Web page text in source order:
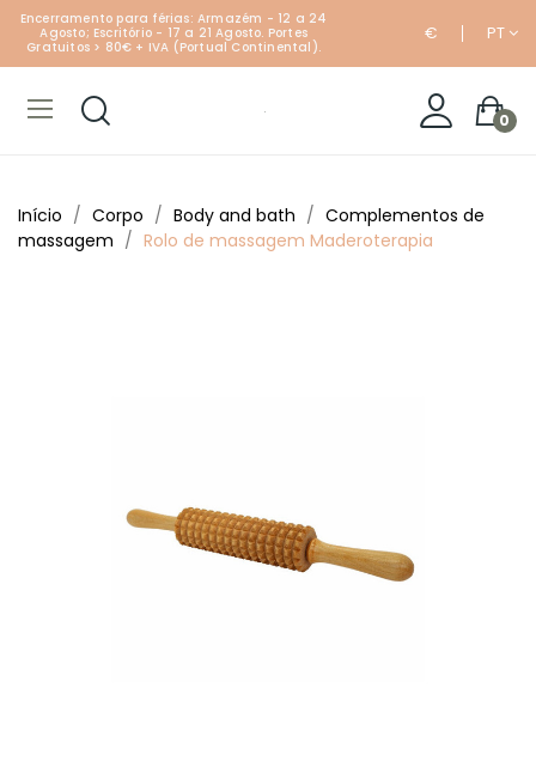
Encerramento para férias: Armazém - 12 a 24
Agosto; Escritório - 17 a 21 Agosto. Portes
Gratuitos > 80€ + IVA (Portual Continental).
€ PT
0
Início Corpo Body and bath
Complementos de
massagem
Rolo de massagem Maderoterapia